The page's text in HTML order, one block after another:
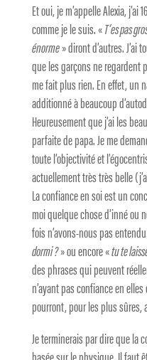
Et oui, je m’appelle Alexia,
comme je le suis. «T’es pas
énorme» diront d’autres. J’ai
que les garçons ne regardent
me fait plus rien. En effet, un
additionné à beaucoup
Heureusement que j’ai les
parfaite de papa. Je me
toute l’objectivité et
actuellement très très belle
La confiance en soi est un
moi quelque chose d’inné ou
fois n’avons-nous pas
dormi ?» ou encore «tu te
des phrases qui peuvent
n’ayant pas confiance en
pourront, pour les plus sûres,
Je terminerais par dire que la